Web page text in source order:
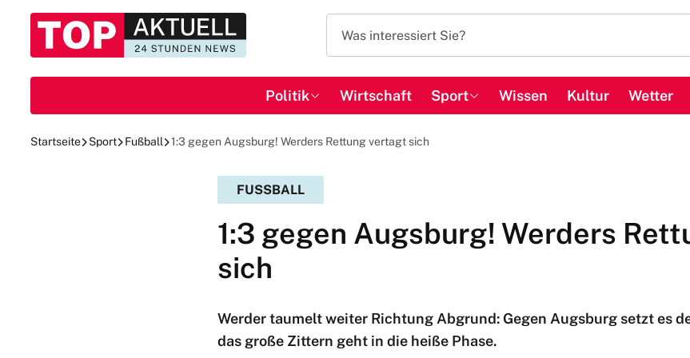
Politik Wirtschaft Sport Wissen Kultur Wetter
Startseite Sport Fußball 1:3 gegen Augsburg! Werders Rettung vertagt sich
FUSSBALL
1:3 gegen Augsburg! Werders
sich
Werder taumelt weiter Richtung Abgrund: Gegen Augsburg setzt es
das große Zittern geht in die heiße Phase.